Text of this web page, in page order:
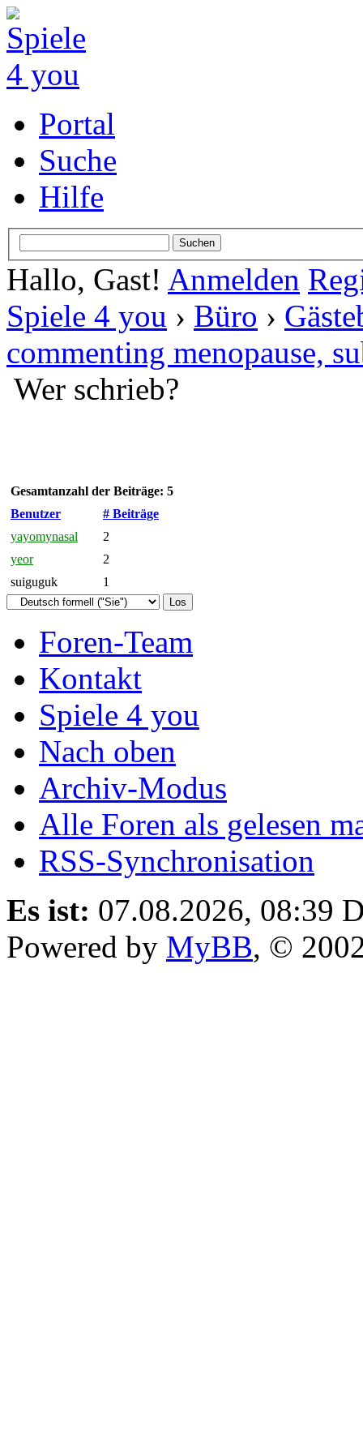
Portal
Suche
Hilfe
Hallo, Gast! Anmelden
Spiele 4 you › Büro ›
commenting menopause,
Wer schrieb?
Gesamtanzahl der Beiträge: 5
Benutzer
# Beiträge
yayomynasal
2
yeor
2
suiguguk
1
Foren-Team
Kontakt
Spiele 4 you
Nach oben
Archiv-Modus
Alle Foren als gelesen
RSS-Synchronisation
Es ist: 07.08.2026, 08:39
Powered by MyBB, ©